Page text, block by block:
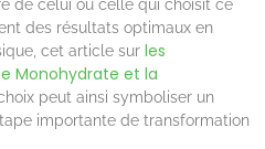
de celui ou celle qui choisit ce
des résultats optimaux en
cet article sur les
Monohydrate et la
peut ainsi symboliser un
importante de transformation